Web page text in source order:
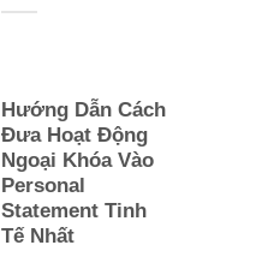
Hướng Dẫn Cách
Đưa Hoạt Động
Ngoại Khóa Vào
Personal
Statement Tinh
Tế Nhất